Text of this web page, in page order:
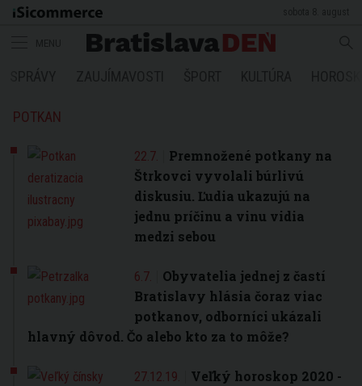
POTKAN
22.7.
Premnožené potkany na
Štrkovci vyvolali búrlivú
diskusiu. Ľudia ukazujú na
jednu príčinu a vinu vidia
medzi sebou
6.7.
Obyvatelia jednej z častí
Bratislavy hlásia čoraz viac
potkanov, odborníci ukázali
hlavný dôvod. Čo alebo kto za to môže?
27.12.19.
Veľký horoskop 2020 -